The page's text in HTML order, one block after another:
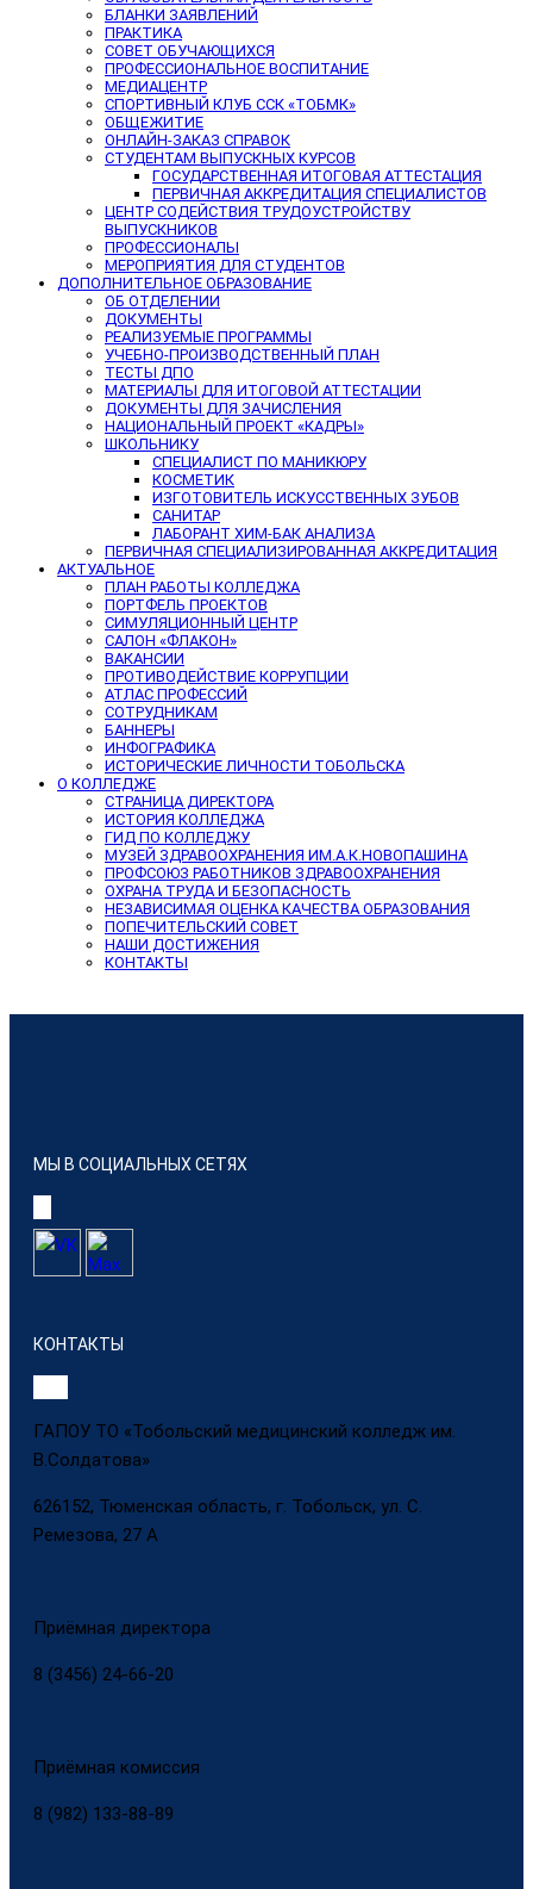
БЛАНКИ ЗАЯВЛЕНИЙ
ПРАКТИКА
СОВЕТ ОБУЧАЮЩИХСЯ
ПРОФЕССИОНАЛЬНОЕ ВОСПИТАНИЕ
МЕДИАЦЕНТР
СПОРТИВНЫЙ КЛУБ ССК «ТОБМК»
ОБЩЕЖИТИЕ
ОНЛАЙН-ЗАКАЗ СПРАВОК
СТУДЕНТАМ ВЫПУСКНЫХ КУРСОВ
ГОСУДАРСТВЕННАЯ ИТОГОВАЯ АТТЕСТАЦИЯ
ПЕРВИЧНАЯ АККРЕДИТАЦИЯ СПЕЦИАЛИСТОВ
ЦЕНТР СОДЕЙСТВИЯ ТРУДОУСТРОЙСТВУ
ВЫПУСКНИКОВ
ПРОФЕССИОНАЛЫ
МЕРОПРИЯТИЯ ДЛЯ СТУДЕНТОВ
ДОПОЛНИТЕЛЬНОЕ ОБРАЗОВАНИЕ
ОБ ОТДЕЛЕНИИ
ДОКУМЕНТЫ
РЕАЛИЗУЕМЫЕ ПРОГРАММЫ
УЧЕБНО-ПРОИЗВОДСТВЕННЫЙ ПЛАН
ТЕСТЫ ДПО
МАТЕРИАЛЫ ДЛЯ ИТОГОВОЙ АТТЕСТАЦИИ
ДОКУМЕНТЫ ДЛЯ ЗАЧИСЛЕНИЯ
НАЦИОНАЛЬНЫЙ ПРОЕКТ «КАДРЫ»
ШКОЛЬНИКУ
СПЕЦИАЛИСТ ПО МАНИКЮРУ
КОСМЕТИК
ИЗГОТОВИТЕЛЬ ИСКУССТВЕННЫХ ЗУБОВ
САНИТАР
ЛАБОРАНТ ХИМ-БАК АНАЛИЗА
ПЕРВИЧНАЯ СПЕЦИАЛИЗИРОВАННАЯ АККРЕДИТАЦИЯ
АКТУАЛЬНОЕ
ПЛАН РАБОТЫ КОЛЛЕДЖА
ПОРТФЕЛЬ ПРОЕКТОВ
СИМУЛЯЦИОННЫЙ ЦЕНТР
САЛОН «ФЛАКОН»
ВАКАНСИИ
ПРОТИВОДЕЙСТВИЕ КОРРУПЦИИ
АТЛАС ПРОФЕССИЙ
СОТРУДНИКАМ
БАННЕРЫ
ИНФОГРАФИКА
ИСТОРИЧЕСКИЕ ЛИЧНОСТИ ТОБОЛЬСКА
О КОЛЛЕДЖЕ
СТРАНИЦА ДИРЕКТОРА
ИСТОРИЯ КОЛЛЕДЖА
ГИД ПО КОЛЛЕДЖУ
МУЗЕЙ ЗДРАВООХРАНЕНИЯ ИМ.А.К.НОВОПАШИНА
ПРОФСОЮЗ РАБОТНИКОВ ЗДРАВООХРАНЕНИЯ
ОХРАНА ТРУДА И БЕЗОПАСНОСТЬ
НЕЗАВИСИМАЯ ОЦЕНКА КАЧЕСТВА ОБРАЗОВАНИЯ
ПОПЕЧИТЕЛЬСКИЙ СОВЕТ
НАШИ ДОСТИЖЕНИЯ
КОНТАКТЫ
МЫ В СОЦИАЛЬНЫХ СЕТЯХ
КОНТАКТЫ
ГАПОУ ТО «Тобольский медицинский колледж им.
В.Солдатова»
626152, Тюменская область, г. Тобольск, ул. С.
Ремезова, 27 А
Приёмная директора
8 (3456) 24-66-20
Приёмная комиссия
8 (982) 133-88-89